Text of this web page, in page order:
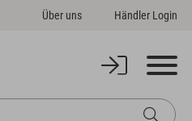
Über uns Händler Login